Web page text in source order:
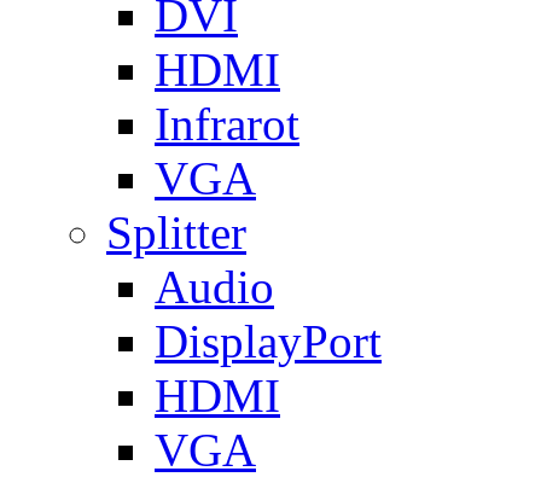
DVI
HDMI
Infrarot
VGA
Splitter
Audio
DisplayPort
HDMI
VGA